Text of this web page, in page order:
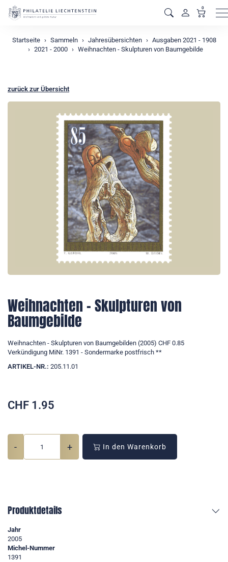
0
Startseite Sammeln Jahresübersichten
Ausgaben 2021 - 1908
2021 - 2000
Weihnachten - Skulpturen von Baumgebilde
zurück zur Übersicht
Weihnachten - Skulpturen von
Baumgebilde
Weihnachten - Skulpturen von Baumgebilden (2005) CHF 0.85
Verkündigung MiNr. 1391 - Sondermarke postfrisch **
ARTIKEL-NR.: 205.11.01
CHF 1.95
- + In den Warenkorb
Produktdetails
Jahr
2005
Michel-Nummer
1391